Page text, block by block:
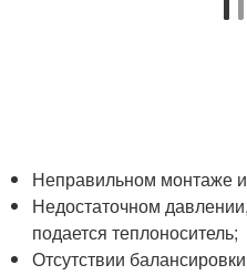
Неправильном монтаже
Недостаточном
подается теплоноситель;
Отсутствии